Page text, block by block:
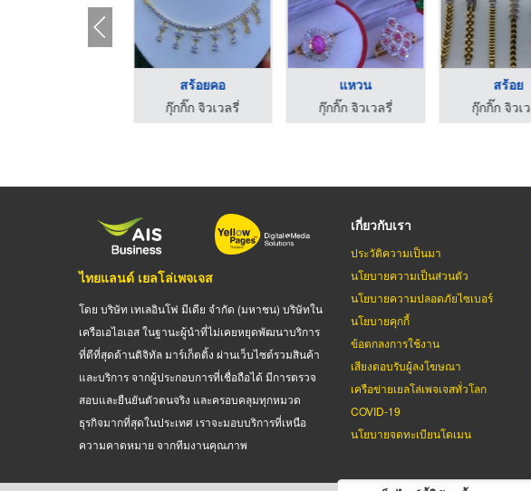
สร้อย
กุ๊กกิ๊ก จิวเวลรี่
เครื่องสั่นขนาดเล็กส ...
บริษัท ไทย ฟิวเจอร์ คอมเมอร์เชียล จำกัด
จี้พร้อมสร้อย
กุ๊กกิ๊ก จิวเวลรี่
ไทยแลนด์ เยลโล่เพจเจส
โดย บริษัท เทเลอินโฟ มีเดีย จำกัด (มหาชน) บริษัทใน
เครือเอไอเอส ในฐานะผู้นำที่ไม่เคยหยุดพัฒนาบริการ
ที่ดีที่สุดด้านดิจิทัล มาร์เก็ตติ้ง ผ่านเว็บไซต์รวมสินค้า
และบริการ จากผู้ประกอบการที่เชื่อถือได้ มีการตรวจ
สอบและยืนยันตัวตนจริง และครอบคลุมทุกหมวด
ธุรกิจมากที่สุดในประเทศ เราจะมอบบริการที่เหนือ
ความคาดหมาย จากทีมงานคุณภาพ
เกี่ยวกับเรา
ประวัติความเป็นมา
นโยบายความเป็นส่วนตัว
นโยบายความปลอดภัยไซเบอร์
นโยบายคุกกี้
ข้อตกลงการใช้งาน
เสียงตอบรับผู้ลงโฆษณา
เครือข่ายเยลโล่เพจเจสทั่วโลก
COVID-19
นโยบายจดทะเบียนโดเมน